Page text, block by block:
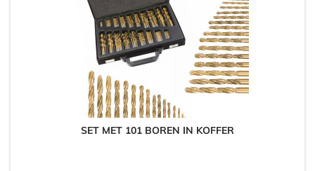
SET MET 101 BOREN IN KOFFER